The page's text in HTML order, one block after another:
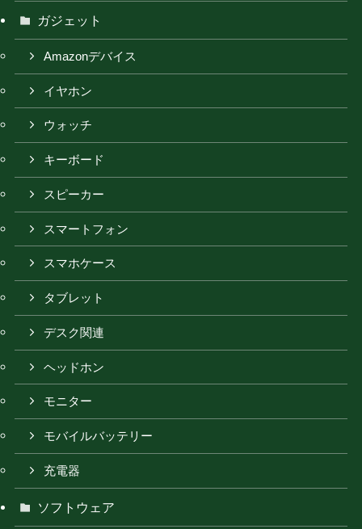
ガジェット
Amazonデバイス
イヤホン
ウォッチ
キーボード
スピーカー
スマートフォン
スマホケース
タブレット
デスク関連
ヘッドホン
モニター
モバイルバッテリー
充電器
ソフトウェア